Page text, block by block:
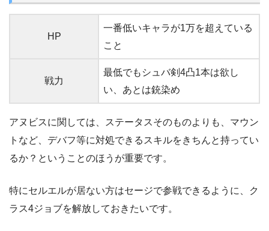
HP
一番低いキャラが1万を超えている
こと
戦力
最低でもシュバ剣4凸1本は欲し
い、あとは銃染め
アヌビスに関しては、ステータスそのものよりも、マウン
トなど、デバフ等に対処できるスキルをきちんと持ってい
るか？ということのほうが重要です。
特にセルエルが居ない方はセージで参戦できるように、ク
ラス4ジョブを解放しておきたいです。